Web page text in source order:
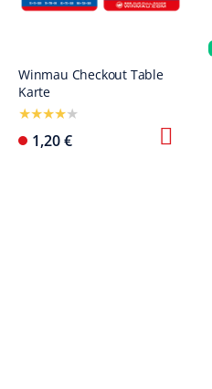
Winmau Checkout Table
Karte
1,20 €